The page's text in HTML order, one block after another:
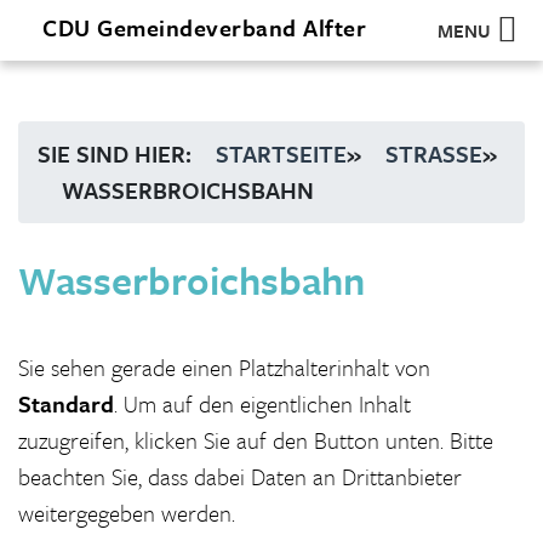
CDU Gemeindeverband Alfter MENU
SIE SIND HIER: STARTSEITE» STRASSE »
WASSERBROICHSBAHN
Wasserbroichsbahn
Sie sehen gerade einen Platzhalterinhalt von
Standard. Um auf den eigentlichen Inhalt
zuzugreifen, klicken Sie auf den Button unten. Bitte
beachten Sie, dass dabei Daten an Drittanbieter
weitergegeben werden.